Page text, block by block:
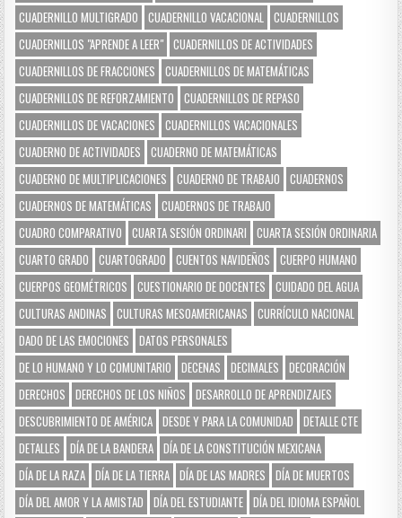
CUADERNILLO MULTIGRADO
CUADERNILLO VACACIONAL
CUADERNILLOS
CUADERNILLOS "APRENDE A LEER" CUADERNILLOS DE ACTIVIDADES
CUADERNILLOS DE FRACCIONES
CUADERNILLOS DE MATEMÁTICAS
CUADERNILLOS DE REFORZAMIENTO
CUADERNILLOS DE REPASO
CUADERNILLOS DE VACACIONES
CUADERNILLOS VACACIONALES
CUADERNO DE ACTIVIDADES
CUADERNO DE MATEMÁTICAS
CUADERNO DE MULTIPLICACIONES
CUADERNO DE TRABAJO
CUADERNOS
CUADERNOS DE MATEMÁTICAS
CUADERNOS DE TRABAJO
CUADRO COMPARATIVO
CUARTA SESIÓN ORDINARI
CUARTA SESIÓN ORDINARIA
CUARTO GRADO
CUARTOGRADO CUENTOS NAVIDEÑOS
CUERPO HUMANO
CUERPOS GEOMÉTRICOS
CUESTIONARIO DE DOCENTES
CUIDADO DEL AGUA
CULTURAS ANDINAS
CULTURAS MESOAMERICANAS
CURRÍCULO NACIONAL
DADO DE LAS EMOCIONES
DATOS PERSONALES
DE LO HUMANO Y LO COMUNITARIO
DECENAS DECIMALES
DECORACIÓN
DERECHOS
DERECHOS DE LOS NIÑOS
DESARROLLO DE APRENDIZAJES
DESCUBRIMIENTO DE AMÉRICA DESDE Y PARA LA COMUNIDAD
DETALLE CTE
DETALLES
DÍA DE LA BANDERA DÍA DE LA CONSTITUCIÓN MEXICANA
DÍA DE LA RAZA DÍA DE LA TIERRA DÍA DE LAS MADRES
DÍA DE MUERTOS
DÍA DEL AMOR Y LA AMISTAD
DÍA DEL ESTUDIANTE DÍA DEL IDIOMA ESPAÑOL